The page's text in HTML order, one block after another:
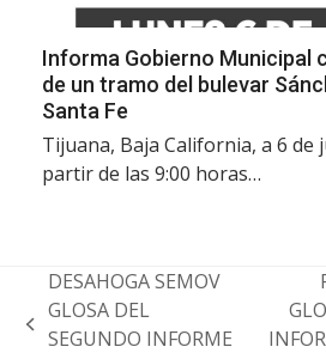
Informa Gobierno Municipal
de un tramo del bulevar
Santa Fe
Tijuana, Baja California, a 6 de
partir de las 9:00 horas…
previous
DESAHOGA SEMOV
GLOSA DEL
SEGUNDO INFORME
next